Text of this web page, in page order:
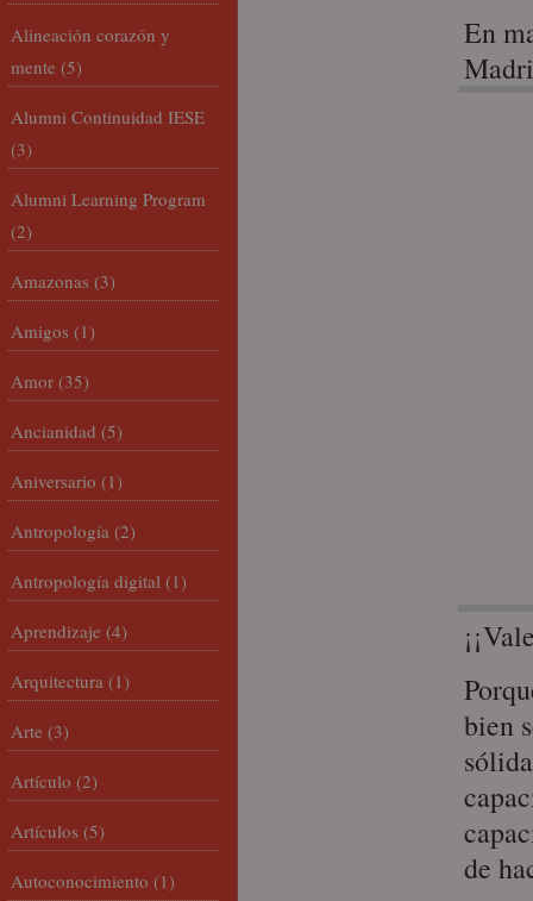
En
bien
de
Alineación corazón y
mente (5)
Alumni Continuidad IESE
(3)
Alumni Learning Program
(2)
Amazonas (3)
Amigos (1)
Amor (35)
Ancianidad (5)
Aniversario (1)
Antropología (2)
Antropología digital (1)
Aprendizaje (4)
Arquitectura (1)
Arte (3)
Artículo (2)
Artículos (5)
Autoconocimiento (1)